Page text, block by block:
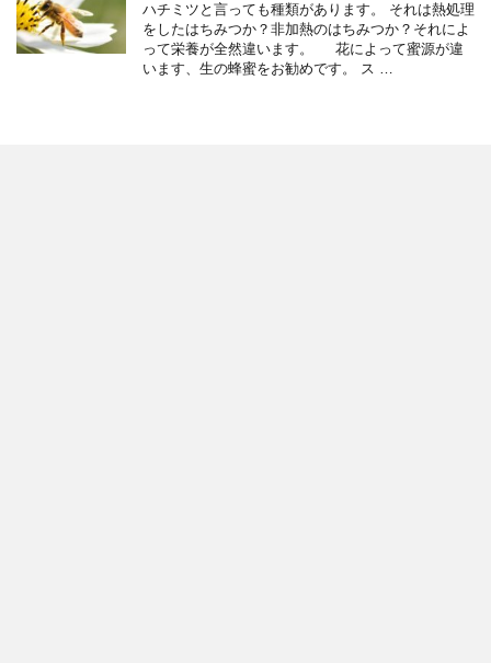
ハチミツと言っても種類があります。 それは熱処理
をしたはちみつか？非加熱のはちみつか？それによ
って栄養が全然違います。 花によって蜜源が違
います、生の蜂蜜をお勧めです。 ス …